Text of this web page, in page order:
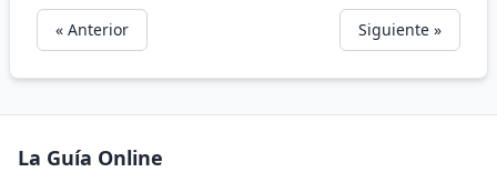
« Anterior Siguiente »
La Guía Online